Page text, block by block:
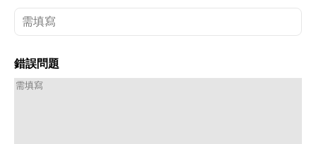
錯誤問題